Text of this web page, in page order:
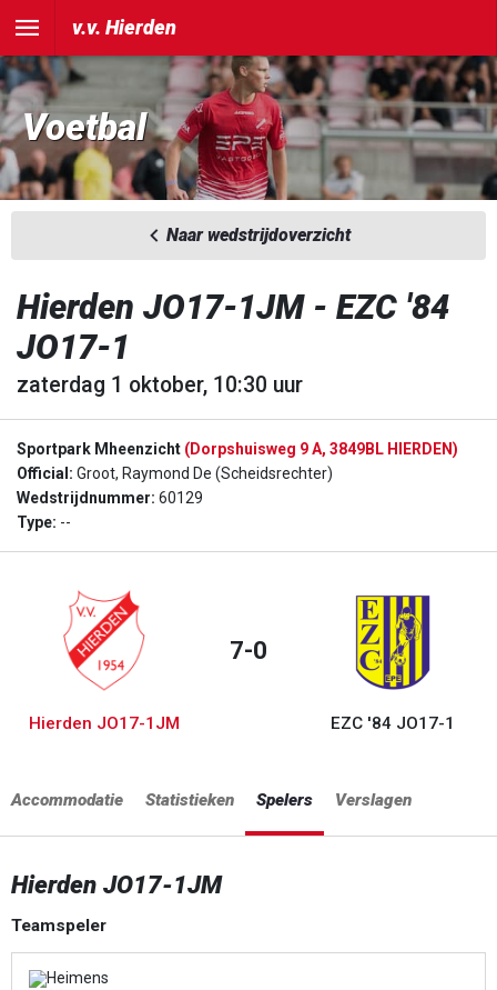
v.v. Hierden
Voetbal
Naar wedstrijdoverzicht
Hierden JO17-1JM - EZC '84
JO17-1
zaterdag 1 oktober, 10:30 uur
Sportpark Mheenzicht (Dorpshuisweg 9 A, 3849BL HIERDEN)
Official: Groot, Raymond De (Scheidsrechter)
Wedstrijdnummer: 60129
Type: --
Hierden JO17-1JM
7-0
EZC '84 JO17-1
Accommodatie Statistieken Spelers Verslagen
Hierden JO17-1JM
Teamspeler